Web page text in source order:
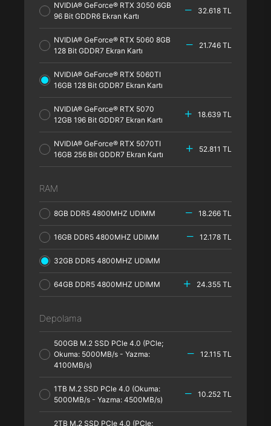
NVIDIA® GeForce® RTX 3050 6GB
96 Bit GDDR6 Ekran Kartı
32.618 TL
NVIDIA® GeForce® RTX 5060 8GB
128 Bit GDDR7 Ekran Kartı
21.746 TL
NVIDIA® GeForce® RTX 5060TI
16GB 128 Bit GDDR7 Ekran Kartı
NVIDIA® GeForce® RTX 5070
12GB 196 Bit GDDR7 Ekran Kartı
18.639 TL
NVIDIA® GeForce® RTX 5070TI
16GB 256 Bit GDDR7 Ekran Kartı
52.811 TL
RAM
8GB DDR5 4800MHZ UDIMM 18.266 TL
16GB DDR5 4800MHZ UDIMM 12.178 TL
32GB DDR5 4800MHZ UDIMM
64GB DDR5 4800MHZ UDIMM 24.355 TL
Depolama
500GB M.2 SSD PCle 4.0 (PCle;
Okuma: 5000MB/s - Yazma:
4100MB/s)
12.115 TL
1TB M.2 SSD PCle 4.0 (Okuma:
5000MB/s - Yazma: 4500MB/s)
10.252 TL
2TB M.2 SSD PCle 4.0 (PCle;